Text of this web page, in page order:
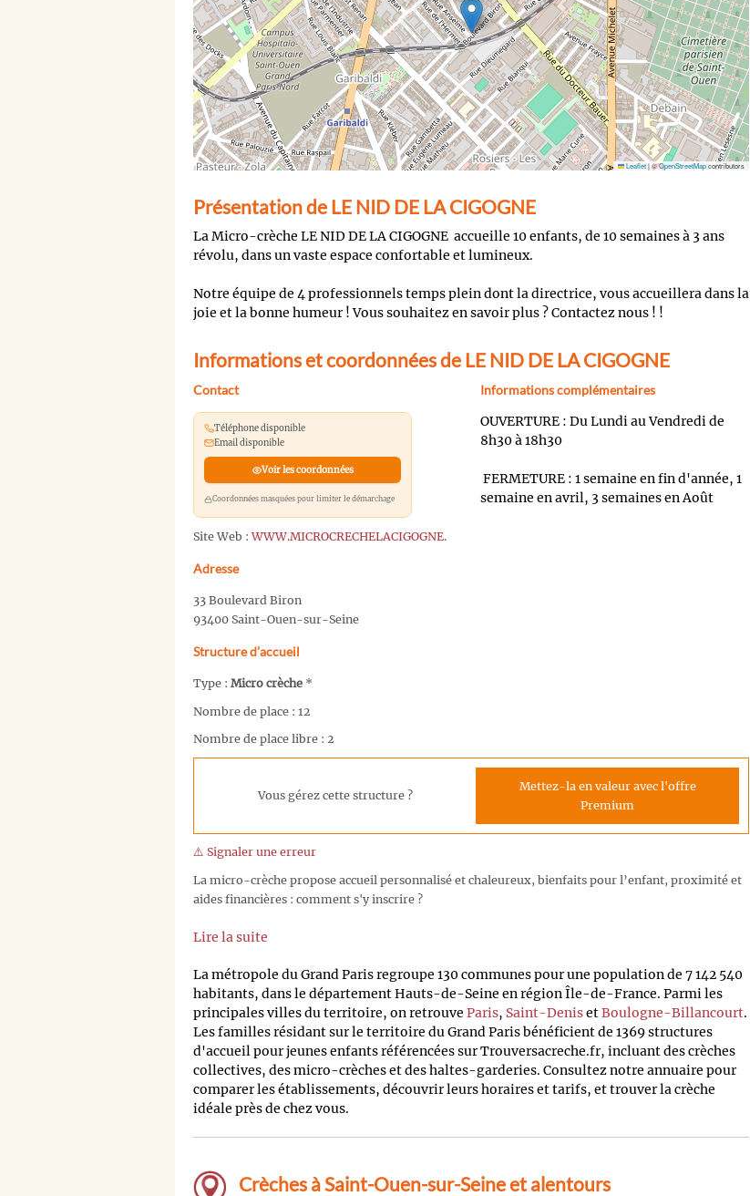
Leaflet|©OpenStreetMapcontributors
Présentation de LE NID DE LA CIGOGNE
La Micro-crèche LE NID DE LA CIGOGNE accueille 10 enfants, de 10 semaines à 3 ans
révolu, dans un vaste espace confortable et lumineux.
Notre équipe de 4 professionnels temps plein dont la directrice, vous accueillera dans la
joie et la bonne humeur ! Vous souhaitez en savoir plus ? Contactez nous ! !
Informations et coordonnées de LE NID DE LA CIGOGNE
Contact
Téléphone disponible
Email disponible
Voir les coordonnées
Coordonnées masquées pour limiter le démarchage
Site Web :WWW.MICROCRECHELACIGOGNE.
Adresse
33 Boulevard Biron
93400 Saint-Ouen-sur-Seine
Structure d’accueil
Type : Micro crèche *
Nombre de place : 12
Nombre de place libre : 2
Informations complémentaires
OUVERTURE : Du Lundi au Vendredi de
8h30 à 18h30
FERMETURE : 1 semaine en fin d'année, 1
semaine en avril, 3 semaines en Août
Vous gérez cette structure ?
Mettez-la en valeur avec l'offre
Premium
⚠️ Signaler une erreur
La micro-crèche propose accueil personnalisé et chaleureux, bienfaits pour l’enfant, proximité et
aides financières : comment s'y inscrire ?
Lire la suite
La métropole du Grand Paris regroupe 130 communes pour une population de 7 142 540
habitants, dans le département Hauts-de-Seine en région Île-de-France. Parmi les
principales villes du territoire, on retrouve Paris, Saint-DenisetBoulogne-Billancourt.
Les familles résidant sur le territoire du Grand Paris bénéficient de 1369 structures
d'accueil pour jeunes enfants référencées sur Trouversacreche.fr, incluant des crèches
collectives, des micro-crèches et des haltes-garderies. Consultez notre annuaire pour
comparer les établissements, découvrir leurs horaires et tarifs, et trouver la crèche
idéale près de chez vous.
Crèches à Saint-Ouen-sur-Seine et alentours